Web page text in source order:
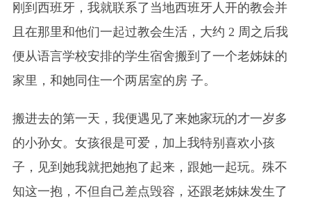
刚到西班牙，我就联系了当地西班牙人开的教会并
且在那里和他们一起过教会生活，大约 2 周之后我
便从语言学校安排的学生宿舍搬到了一个老姊妹的
家里，和她同住一个两居室的房 子。
搬进去的第一天，我便遇见了来她家玩的才一岁多
的小孙女。女孩很是可爱，加上我特别喜欢小孩
子，见到她我就把她抱了起来，跟她一起玩。殊不
知这一抱，不但自己差点毁容，还跟老姊妹发生了